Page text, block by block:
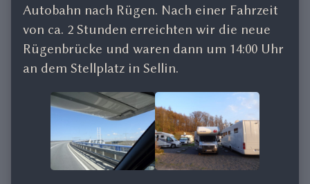
Autobahn nach Rügen. Nach einer Fahrzeit
von ca. 2 Stunden erreichten wir die neue
Rügenbrücke und waren dann um 14:00 Uhr
an dem Stellplatz in Sellin.